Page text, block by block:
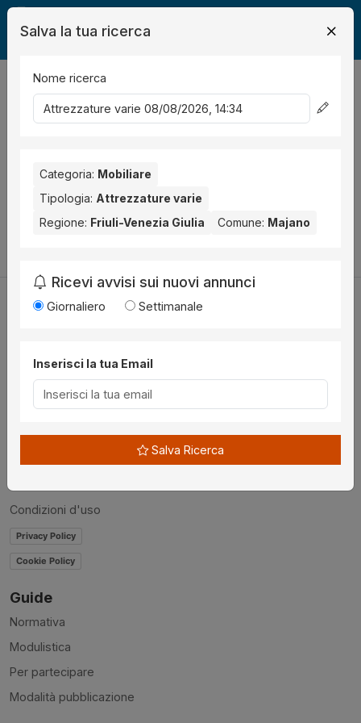
Legalmente Mobili
risultati Ordina per
risultato per la Provincia selezionata:
Prova a modificare i parametri di ricerca:
Utilità
Chi siamo
Disclaimer
News
Condizioni d'uso
Privacy Policy
Cookie Policy
Guide
Normativa
Modulistica
Per partecipare
Modalità pubblicazione
Salva la tua ricerca
Nome ricerca
Categoria: Mobiliare
Tipologia: Attrezzature varie
Regione: Friuli-Venezia Giulia Comune: Majano
Ricevi avvisi sui nuovi annunci
Giornaliero Settimanale
Inserisci la tua Email
Salva Ricerca